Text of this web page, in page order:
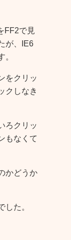
FF2で見
が、IE6
。
をクリッ
クしなき
ろクリッ
もなくて
かどうか
した。